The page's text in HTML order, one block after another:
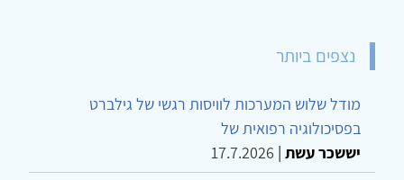
נצפים ביותר
מודל שלוש המערכות לוויסות רגשי של גילברט
בפסיכולוגיה רפואית של
יששכר עשת |
17.7.2026